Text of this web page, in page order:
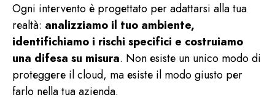
Ogni intervento è progettato per adattarsi alla tua
realtà: analizziamo il tuo ambiente,
identifichiamo i rischi specifici e costruiamo
una difesa su misura. Non esiste un unico modo di
proteggere il cloud, ma esiste il modo giusto per
farlo nella tua azienda.